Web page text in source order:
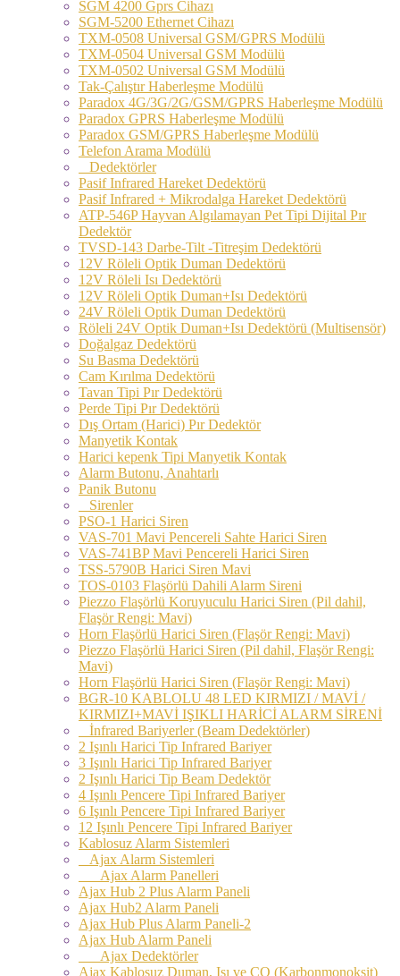
SGM 4200 Gprs Cihazı
SGM-5200 Ethernet Cihazı
TXM-0508 Universal GSM/GPRS Modülü
TXM-0504 Universal GSM Modülü
TXM-0502 Universal GSM Modülü
Tak-Çalıştır Haberleşme Modülü
Paradox 4G/3G/2G/GSM/GPRS Haberleşme Modülü
Paradox GPRS Haberleşme Modülü
Paradox GSM/GPRS Haberleşme Modülü
Telefon Arama Modülü
Dedektörler
Pasif Infrared Hareket Dedektörü
Pasif Infrared + Mikrodalga Hareket Dedektörü
ATP-546P Hayvan Algılamayan Pet Tipi Dijital Pır
Dedektör
TVSD-143 Darbe-Tilt -Titreşim Dedektörü
12V Röleli Optik Duman Dedektörü
12V Röleli Isı Dedektörü
12V Röleli Optik Duman+Isı Dedektörü
24V Röleli Optik Duman Dedektörü
Röleli 24V Optik Duman+Isı Dedektörü (Multisensör)
Doğalgaz Dedektörü
Su Basma Dedektörü
Cam Kırılma Dedektörü
Tavan Tipi Pır Dedektörü
Perde Tipi Pır Dedektörü
Dış Ortam (Harici) Pır Dedektör
Manyetik Kontak
Harici kepenk Tipi Manyetik Kontak
Alarm Butonu, Anahtarlı
Panik Butonu
Sirenler
PSO-1 Harici Siren
VAS-701 Mavi Pencereli Sahte Harici Siren
VAS-741BP Mavi Pencereli Harici Siren
TSS-5790B Harici Siren Mavi
TOS-0103 Flaşörlü Dahili Alarm Sireni
Piezzo Flaşörlü Koruyuculu Harici Siren (Pil dahil,
Flaşör Rengi: Mavi)
Horn Flaşörlü Harici Siren (Flaşör Rengi: Mavi)
Piezzo Flaşörlü Harici Siren (Pil dahil, Flaşör Rengi:
Mavi)
Horn Flaşörlü Harici Siren (Flaşör Rengi: Mavi)
BGR-10 KABLOLU 48 LED KIRMIZI / MAVİ /
KIRMIZI+MAVİ IŞIKLI HARİCİ ALARM SİRENİ
İnfrared Bariyerler (Beam Dedektörler)
2 Işınlı Harici Tip Infrared Bariyer
3 Işınlı Harici Tip Infrared Bariyer
2 Işınlı Harici Tip Beam Dedektör
4 Işınlı Pencere Tipi Infrared Bariyer
6 Işınlı Pencere Tipi Infrared Bariyer
12 Işınlı Pencere Tipi Infrared Bariyer
Kablosuz Alarm Sistemleri
Ajax Alarm Sistemleri
Ajax Alarm Panelleri
Ajax Hub 2 Plus Alarm Paneli
Ajax Hub2 Alarm Paneli
Ajax Hub Plus Alarm Paneli-2
Ajax Hub Alarm Paneli
Ajax Dedektörler
Ajax Kablosuz Duman, Isı ve CO (Karbonmonoksit)